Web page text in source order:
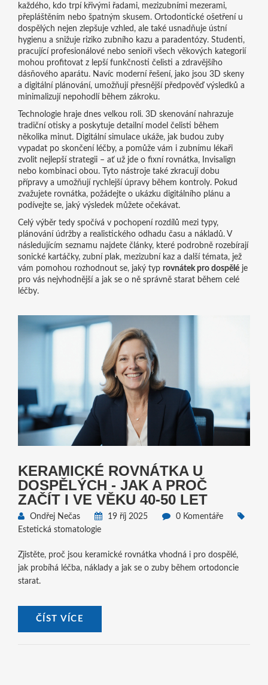
každého, kdo trpí křivými řadami, mezizubními mezerami,
přepláštěním nebo špatným skusem. Ortodontické ošetření u
dospělých nejen zlepšuje vzhled, ale také usnadňuje ústní
hygienu a snižuje riziko zubního kazu a paradentózy. Studenti,
pracující profesionálové nebo senioři všech věkových kategorií
mohou profitovat z lepší funkčnosti čelisti a zdravějšího
dásňového aparátu. Navíc moderní řešení, jako jsou 3D skeny
a digitální plánování, umožňují přesnější předpověď výsledků a
minimalizují nepohodlí během zákroku.
Technologie hraje dnes velkou roli. 3D skenování nahrazuje
tradiční otisky a poskytuje detailní model čelisti během
několika minut. Digitální simulace ukáže, jak budou zuby
vypadat po skončení léčby, a pomůže vám i zubnímu lékaři
zvolit nejlepší strategii – ať už jde o fixní rovnátka, Invisalign
nebo kombinaci obou. Tyto nástroje také zkracují dobu
přípravy a umožňují rychlejší úpravy během kontroly. Pokud
zvažujete rovnátka, požádejte o ukázku digitálního plánu a
podívejte se, jaký výsledek můžete očekávat.
Celý výběr tedy spočívá v pochopení rozdílů mezi typy,
plánování údržby a realistického odhadu času a nákladů. V
následujícím seznamu najdete články, které podrobně rozebírají
sonické kartáčky, zubní plak, mezizubní kaz a další témata, jež
vám pomohou rozhodnout se, jaký typ rovnátek pro dospěléje
pro vás nejvhodnější a jak se o ně správně starat během celé
léčby.
KERAMICKÉ ROVNÁTKA U
DOSPĚLÝCH - JAK A PROČ
ZAČÍT I VE VĚKU 40‑50 LET
Ondřej Nečas 19 říj 2025
0 Komentáře
Estetická stomatologie
Zjistěte, proč jsou keramické rovnátka vhodná i pro dospělé,
jak probíhá léčba, náklady a jak se o zuby během ortodoncie
starat.
ČÍST VÍCE